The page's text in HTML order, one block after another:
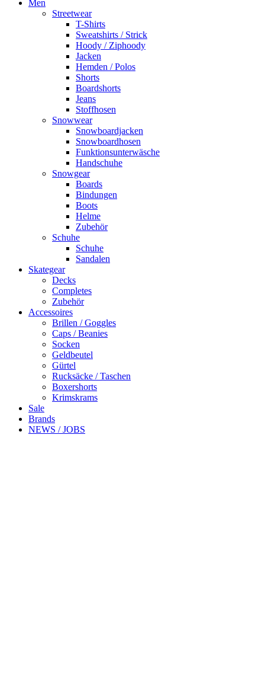
Men
Streetwear
T-Shirts
Sweatshirts / Strick
Hoody / Ziphoody
Jacken
Hemden / Polos
Shorts
Boardshorts
Jeans
Stoffhosen
Snowwear
Snowboardjacken
Snowboardhosen
Funktionsunterwäsche
Handschuhe
Snowgear
Boards
Bindungen
Boots
Helme
Zubehör
Schuhe
Schuhe
Sandalen
Skategear
Decks
Completes
Zubehör
Accessoires
Brillen / Goggles
Caps / Beanies
Socken
Geldbeutel
Gürtel
Rucksäcke / Taschen
Boxershorts
Krimskrams
Sale
Brands
NEWS / JOBS